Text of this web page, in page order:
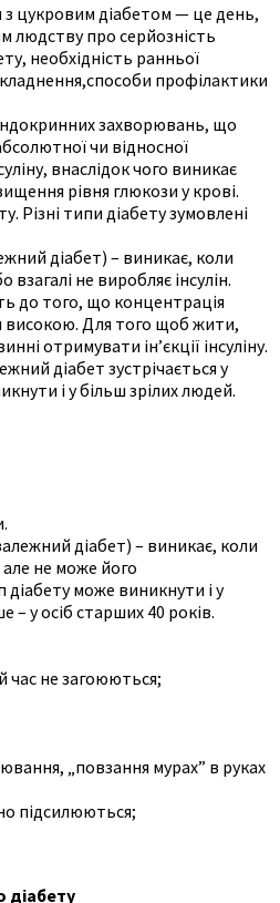
з цукровим діабетом — це день,
людству про серйозність
необхідність ранньої
профілактики
захворювань, що
чи відносної
внаслідок чого виникає
рівня глюкози у крові.
Різні типи діабету зумовлені
діабет) – виникає, коли
не виробляє інсулін.
до того, що концентрація
високою. Для того щоб жити,
отримувати ін’єкції інсуліну.
діабет зустрічається у
і у більш зрілих людей.
діабет) – виникає, коли
але не може його
може виникнути і у
– у осіб старших 40 років.
час не загоюються;
„повзання мурах” в руках
підсилюються;
діабету